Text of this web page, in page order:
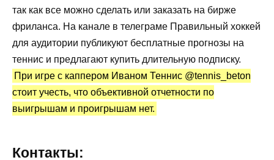
Преимущества и недостатки
так как все можно сделать или заказать на бирже
фриланса. На канале в телеграме Правильный хоккей
для аудитории публикуют бесплатные прогнозы на
теннис и предлагают купить длительную подписку.
При игре с каппером Иваном Теннис @tennis_beton
стоит учесть, что объективной отчетности по
выигрышам и проигрышам нет.
Контакты: